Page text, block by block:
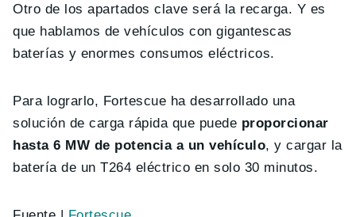
Otro de los apartados clave será la recarga. Y es
que hablamos de vehículos con gigantescas
baterías y enormes consumos eléctricos.
Para lograrlo, Fortescue ha desarrollado una
solución de carga rápida que puede proporcionar
hasta 6 MW de potencia a un vehículo, y cargar la
batería de un T264 eléctrico en solo 30 minutos.